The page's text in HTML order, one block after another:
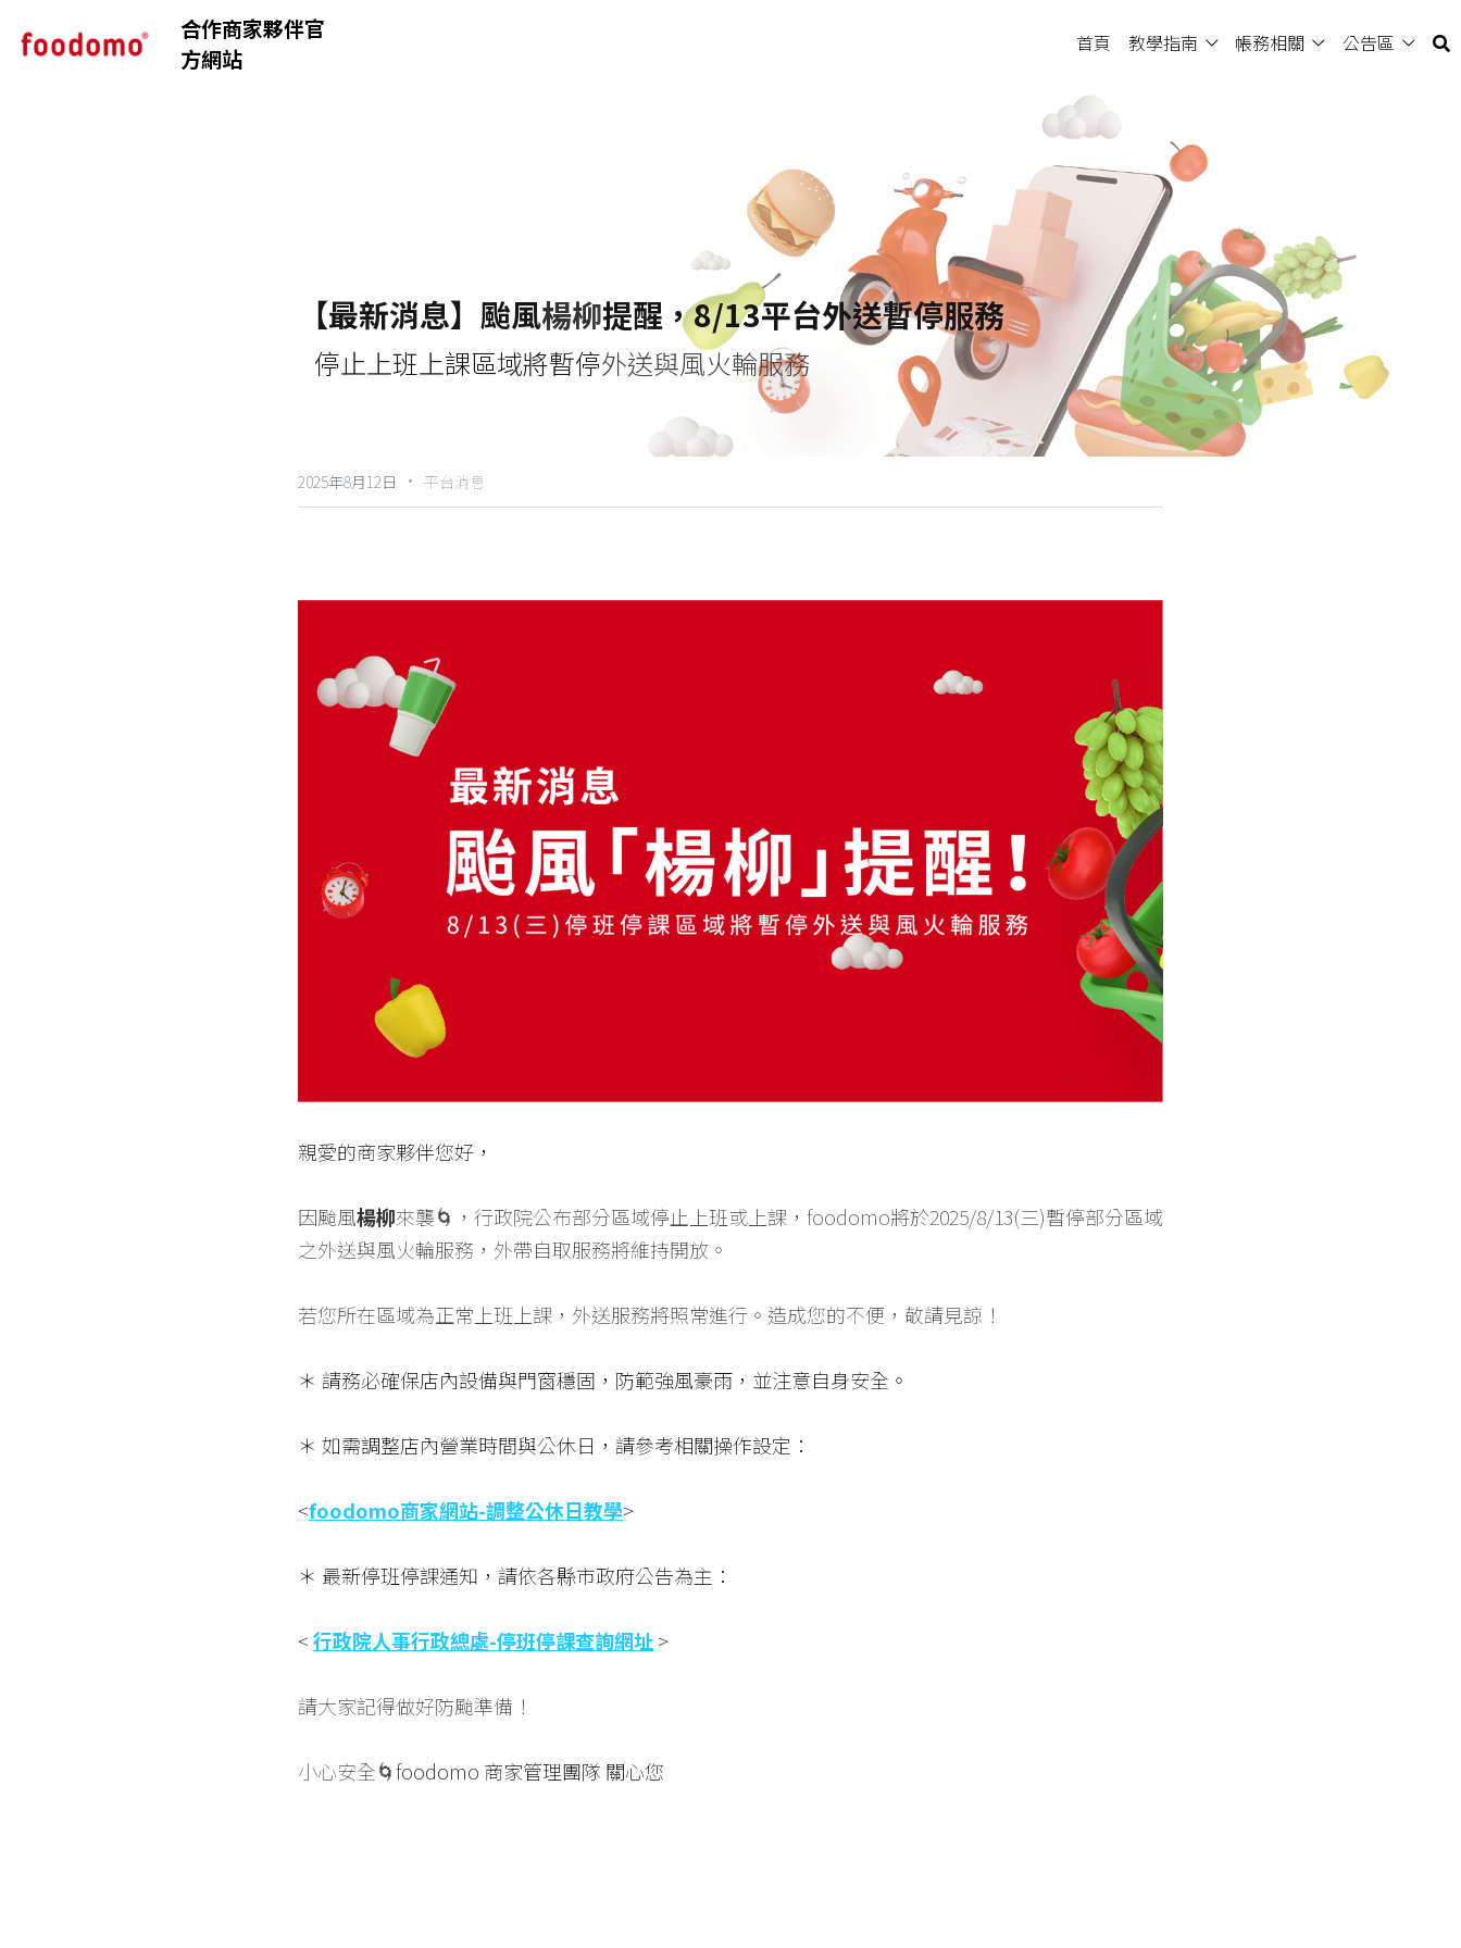
合作商家夥伴官
方網站
首頁 教學指南 帳務相關 公告區
【最新消息】颱風楊柳提醒，8/13平台外送暫停服務
   停止上班上課區域將暫停
外送與風火輪服務
2025年8月12日 · 平台消息
親愛的商家夥伴您好，
因颱風楊柳來襲🌀，行政院公布部分區域停止上班或上課，foodomo將於2025/8/13(三)暫停部分區域
之外送與風火輪服務，外帶自取服務將維持開放。
若您所在區域為正常上班上課，外送服務將照常進行。造成您的不便，敬請見諒！
＊ 請務必確保店內設備與門窗穩固，防範強風豪雨，並注意自身安全。
＊ 如需調整店內營業時間與公休日，請參考相關操作設定：
<foodomo商家網站-調整公休日教學>
＊ 最新停班停課通知，請依各縣市政府公告為主：
< 行政院人事行政總處-停班停課查詢網址>
請大家記得做好防颱準備！
小心安全🌀foodomo 商家管理團隊 關心您